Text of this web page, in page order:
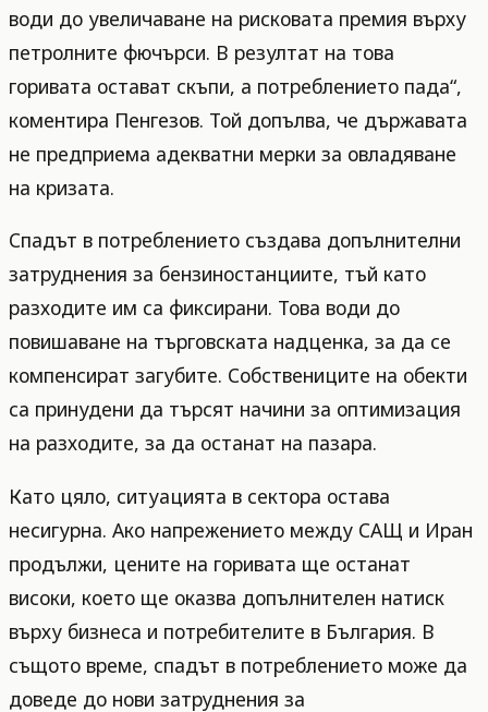
води до увеличаване на рисковата премия върху
петролните фючърси. В резултат на това
горивата остават скъпи, а потреблението пада“,
коментира Пенгезов. Той допълва, че държавата
не предприема адекватни мерки за овладяване
на кризата.
Спадът в потреблението създава допълнителни
затруднения за бензиностанциите, тъй като
разходите им са фиксирани. Това води до
повишаване на търговската надценка, за да се
компенсират загубите. Собствениците на обекти
са принудени да търсят начини за оптимизация
на разходите, за да останат на пазара.
Като цяло, ситуацията в сектора остава
несигурна. Ако напрежението между САЩ и Иран
продължи, цените на горивата ще останат
високи, което ще оказва допълнителен натиск
върху бизнеса и потребителите в България. В
същото време, спадът в потреблението може да
доведе до нови затруднения за